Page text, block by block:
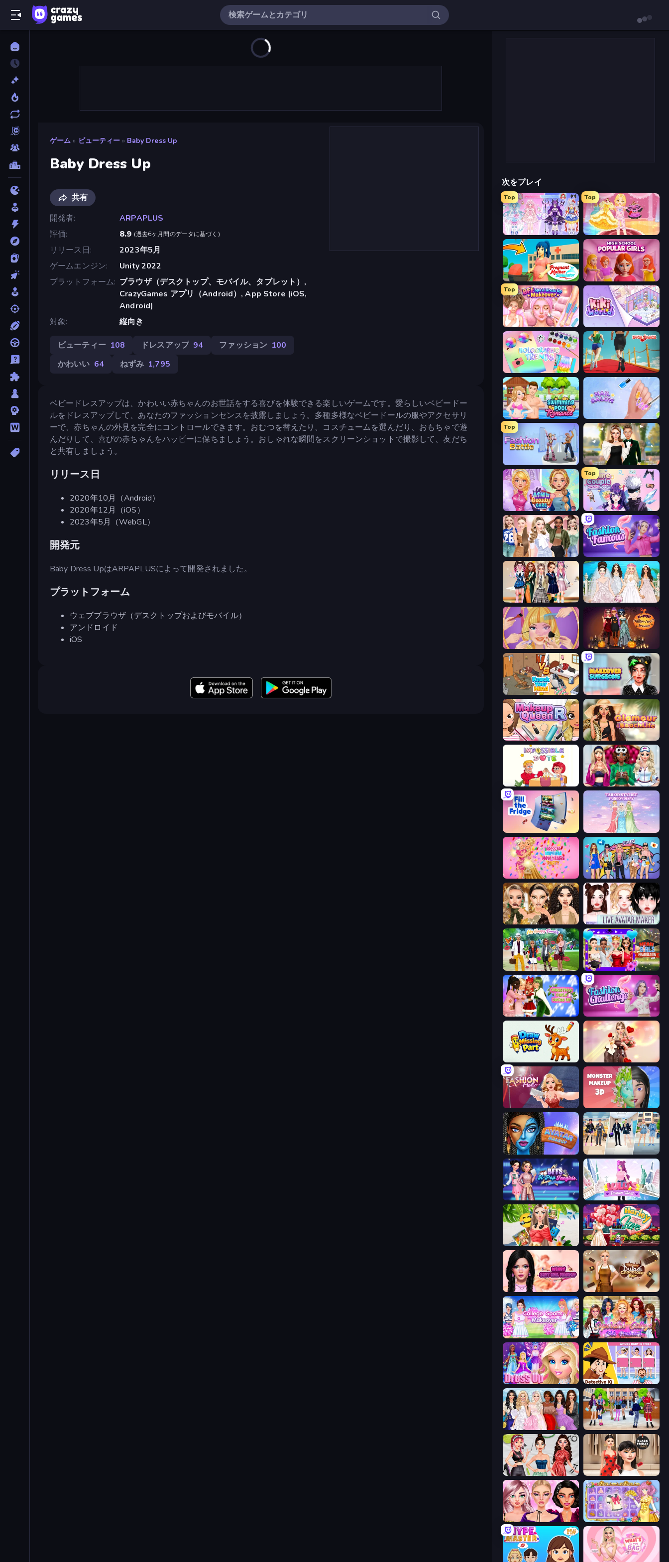
ゲーム » ビューティー » Baby Dress Up
Baby Dress Up
共有
開発者
ARPAPLUS
評価
8.9 (過去6ヶ月間のデータに基づく )
リリース日
2023年5月
ゲームエンジン
Unity 2022
プラットフォーム ブラウザ（デスクトップ、モバイル、タブレット）,
CrazyGames アプリ（Android）, App Store (iOS,
Android)
対象
縦向き
ビューティー 108 ドレスアップ 94 ファッション 100
かわいい 64 ねずみ 1,795
ベビードレスアップは、かわいい赤ちゃんのお世話をする喜びを体験できる楽しいゲームです。愛らしいベビードー
ルをドレスアップして、あなたのファッションセンスを披露しましょう。多種多様なベビードールの服やアクセサリ
ーで、赤ちゃんの外見を完全にコントロールできます。おむつを替えたり、コスチュームを選んだり、おもちゃで遊
んだりして、喜びの赤ちゃんをハッピーに保ちましょう。おしゃれな瞬間をスクリーンショットで撮影して、友だち
と共有しましょう。
リリース日
2020年10月（Android）
2020年12月（iOS）
2023年5月（WebGL）
開発元
Baby Dress UpはARPAPLUSによって開発されました。
プラットフォーム
ウェブブラウザ（デスクトップおよびモバイル）
アンドロイド
iOS
次をプレイ
Top
Idol Livestream: Fashion Game
Top
Royal Glow Princess Makeover
Pregnant Mother Simulator
Top
BFF Makeover - Spa & Dress Up KiKi World
Holographic Trends Shoe Race
Swimming Pool Romance Nail Salon
Top
Fashion Battle Valentine's Day Proposal
ASMR Beauty Care
Top
Anime Couple: Avatar Maker
Fashion Week 2025 Fashion Famous
Back To School: Uniforms Edition Model Wedding
Extreme Makeover
Knock Your Mind Makeover Surgeons
Make Up Queen R Glamour Beach Life
Impossible Date BFFs Luxury Loungewear
Fill The Fridge Tailor Stylist: Fashion Diary
Dress To Impress: New Year's Party
Autumn Glam Gala Live Avatar Maker: Girls
Superstar Family Dress Up Mean Girls Graduation Day
Christmas Girls Dress Up Fashion Challenge: Catwalk Run
Draw Missing Part | DOP Puzzle GRWM Date Night
Fashion Holic Monster Makeup 3D
Avatar Make Up College Girl & Boy Makeover
BFFs K-Pop Fangirls Lulu's Fashion World
Travel with Me: ASMR Edition Harley Learns To Love
Wendy Soft Girl Makeup Ellie's Recipe: Dubai Chocolate Bar
College Sport Team Makeover Superstar College Girls Makeover
Princess Dress Up Detective IQ: Brain Games
Model Dress Up Girl High School BFFs: Girls Team
Brat Girl Summer Shopaholic Black Friday
New Year Makeup Trends Anime Princess Dress Up